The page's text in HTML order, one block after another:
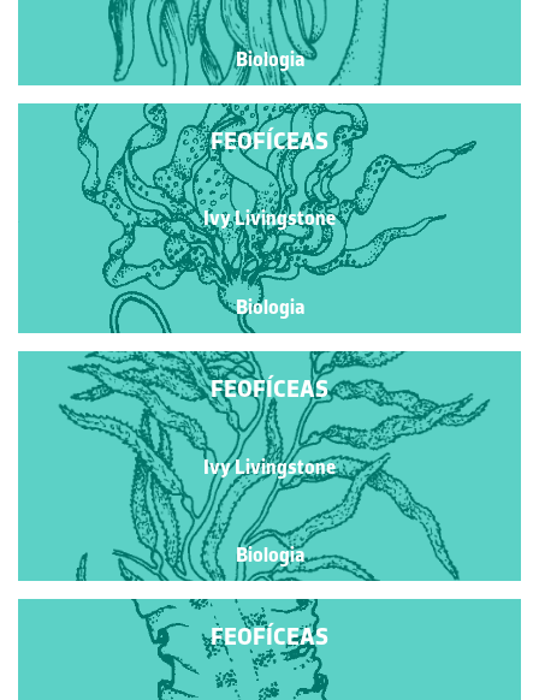
Biologia
FEOFÍCEAS
Ivy Livingstone
Biologia
FEOFÍCEAS
Ivy Livingstone
Biologia
FEOFÍCEAS